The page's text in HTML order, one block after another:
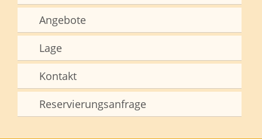
Angebote
Lage
Kontakt
Reservierungsanfrage